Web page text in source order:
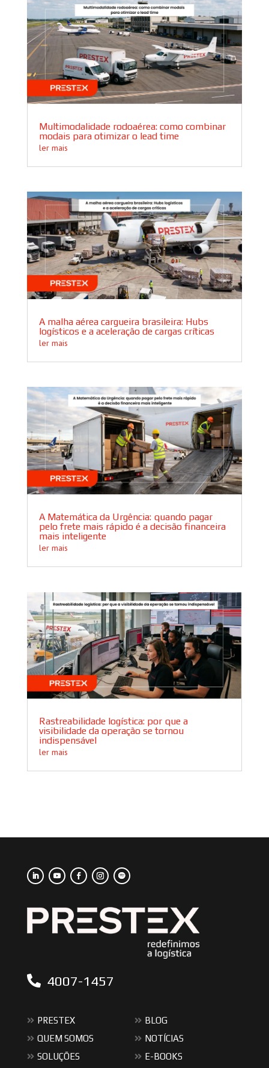
Multimodalidade rodoaérea: como combinar
modais para otimizar o lead time
ler mais
A malha aérea cargueira brasileira: Hubs
logísticos e a aceleração de cargas críticas
ler mais
A Matemática da Urgência: quando pagar
pelo frete mais rápido é a decisão financeira
mais inteligente
ler mais
Rastreabilidade logística: por que a
visibilidade da operação se tornou
indispensável
ler mais
4007-1457
PRESTEX
QUEM SOMOS
SOLUÇÕES
BLOG
NOTÍCIAS
E-BOOKS